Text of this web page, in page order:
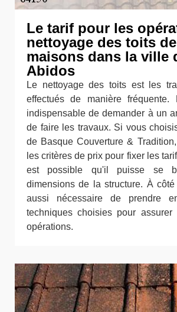
Le tarif pour les
nettoyage des toits
maisons dans la ville
Abidos
Le nettoyage des toits est les
effectués de manière
indispensable de demander à un
de faire les travaux. Si vous
de Basque Couverture &
les critères de prix pour fixer les
est possible qu'il puisse se
dimensions de la structure. À
aussi nécessaire de prendre
techniques choisies pour
opérations.